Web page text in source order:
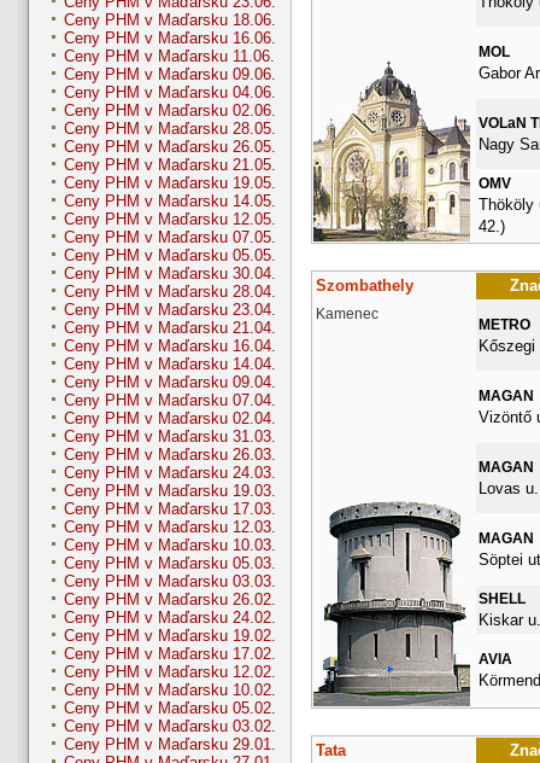
Ceny PHM v Maďarsku 18.06.
Ceny PHM v Maďarsku 16.06.
Ceny PHM v Maďarsku 11.06.
Ceny PHM v Maďarsku 09.06.
Ceny PHM v Maďarsku 04.06.
Ceny PHM v Maďarsku 02.06.
Ceny PHM v Maďarsku 28.05.
Ceny PHM v Maďarsku 26.05.
Ceny PHM v Maďarsku 21.05.
Ceny PHM v Maďarsku 19.05.
Ceny PHM v Maďarsku 14.05.
Ceny PHM v Maďarsku 12.05.
Ceny PHM v Maďarsku 07.05.
Ceny PHM v Maďarsku 05.05.
Ceny PHM v Maďarsku 30.04.
Ceny PHM v Maďarsku 28.04.
Ceny PHM v Maďarsku 23.04.
Ceny PHM v Maďarsku 21.04.
Ceny PHM v Maďarsku 16.04.
Ceny PHM v Maďarsku 14.04.
Ceny PHM v Maďarsku 09.04.
Ceny PHM v Maďarsku 07.04.
Ceny PHM v Maďarsku 02.04.
Ceny PHM v Maďarsku 31.03.
Ceny PHM v Maďarsku 26.03.
Ceny PHM v Maďarsku 24.03.
Ceny PHM v Maďarsku 19.03.
Ceny PHM v Maďarsku 17.03.
Ceny PHM v Maďarsku 12.03.
Ceny PHM v Maďarsku 10.03.
Ceny PHM v Maďarsku 05.03.
Ceny PHM v Maďarsku 03.03.
Ceny PHM v Maďarsku 26.02.
Ceny PHM v Maďarsku 24.02.
Ceny PHM v Maďarsku 19.02.
Ceny PHM v Maďarsku 17.02.
Ceny PHM v Maďarsku 12.02.
Ceny PHM v Maďarsku 10.02.
Ceny PHM v Maďarsku 05.02.
Ceny PHM v Maďarsku 03.02.
Ceny PHM v Maďarsku 29.01.
MOL
Gabor
VOLaN
Nagy
OMV
Thököly
42.)
Szombathely
Kamenec
METRO
Kőszegi
MAGAN
Vizöntő
MAGAN
Lovas
MAGAN
Söptei
SHELL
Kiskar
AVIA
Tata